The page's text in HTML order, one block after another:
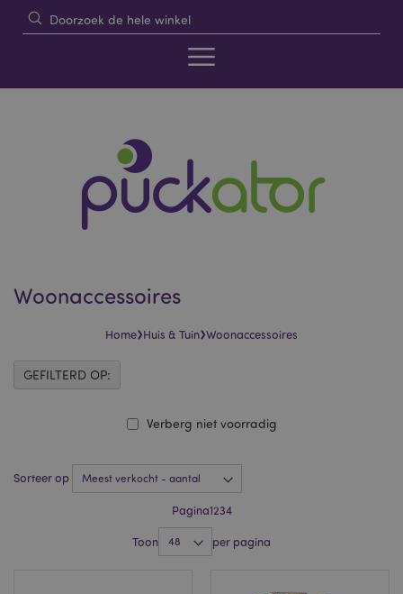
Woonaccessoires
Home›Huis & Tuin›Woonaccessoires
Sorteer op
Pagina1234
Toon per pagina
Verberg niet voorradig
GEFILTERD OP: